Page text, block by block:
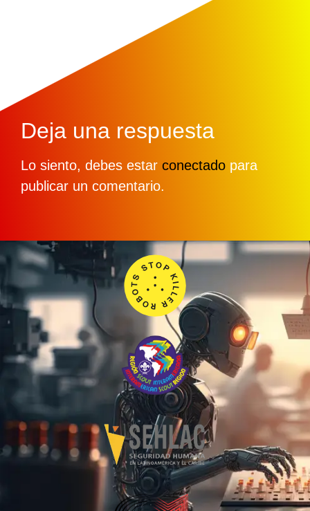
Deja una respuesta
Lo siento, debes estar conectado para
publicar un comentario.